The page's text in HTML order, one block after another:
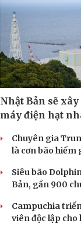
Nhật Bản sẽ
máy điện hạt
Chuyên gia
là cơn bão hiếm
Siêu bão
Bản, gần 900
Campuchia
viên độc lập